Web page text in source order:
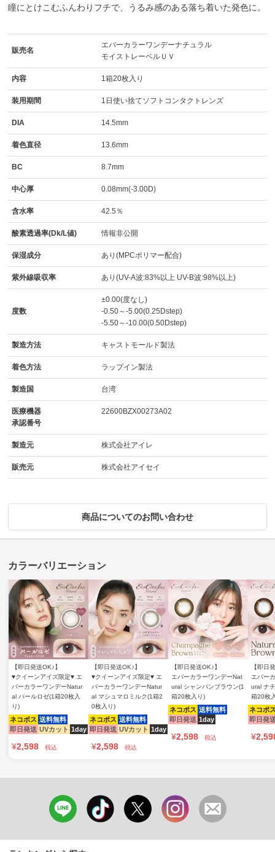
瞳にとけこむふんわりフチで、うるみ感のある落ち着いた発色に。
販売名
エバーカラーワンデーナチュラル
モイストレーベルＵＶ
内容 1箱20枚入り
装用期間 1日使い捨てソフトコンタクトレンズ
DIA 14.5mm
着色直径 13.6mm
BC 8.7mm
中心厚 0.08mm(-3.00D)
含水率 42.5％
酸素透過率(Dk/L値) 情報非公開
保湿成分 あり(MPCポリマー配合)
紫外線吸収率 あり(UV-A波:83%以上 UV-B波:98%以上)
度数
±0.00(度なし)
-0.50～-5.00(0.25Dstep)
-5.50～-10.00(0.50Dstep)
製造方法 キャストモールド製法
着色方法 ラップイン製法
製造国 台湾
医療機器
承認番号
22600BZX00273A02
製造元 株式会社アイレ
販売元 株式会社アイセイ
商品についてのお問い合わせ
【即日発送OK♪】
♥クイーンアイズ限定♥ エ
バーカラーワンデーNatur
al パールロゼ(1箱20枚入
り)
ネコポス 送料無料
即日発送 UVカット 1day
¥2,598 税込
【即日発送OK♪】
♥クイーンアイズ限定♥ エ
バーカラーワンデーNatur
al マシュマロミルク(1箱2
0枚入り)
ネコポス 送料無料
即日発送 UVカット 1day
¥2,598 税込
【即日発送OK♪】
エバーカラーワンデーNat
ural シャンパンブラウン(1
箱20枚入り)
ネコポス 送料無料
即日発送 1day
¥2,598 税込
【即日
エバー
ural ナ
箱20枚
ネコポ
即日発
¥